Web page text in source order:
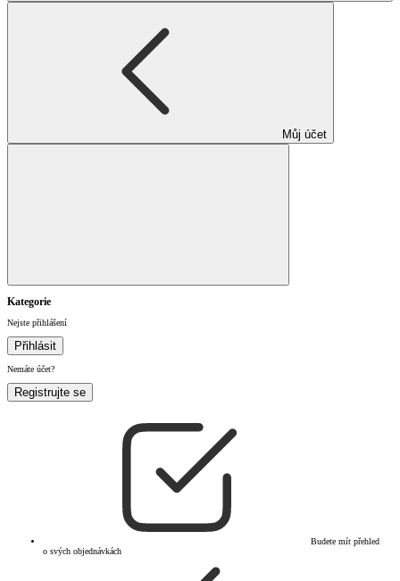
Můj účet
Kategorie
Nejste přihlášení
Přihlásit
Nemáte účet?
Registrujte se
Budete mít přehled
o svých objednávkách